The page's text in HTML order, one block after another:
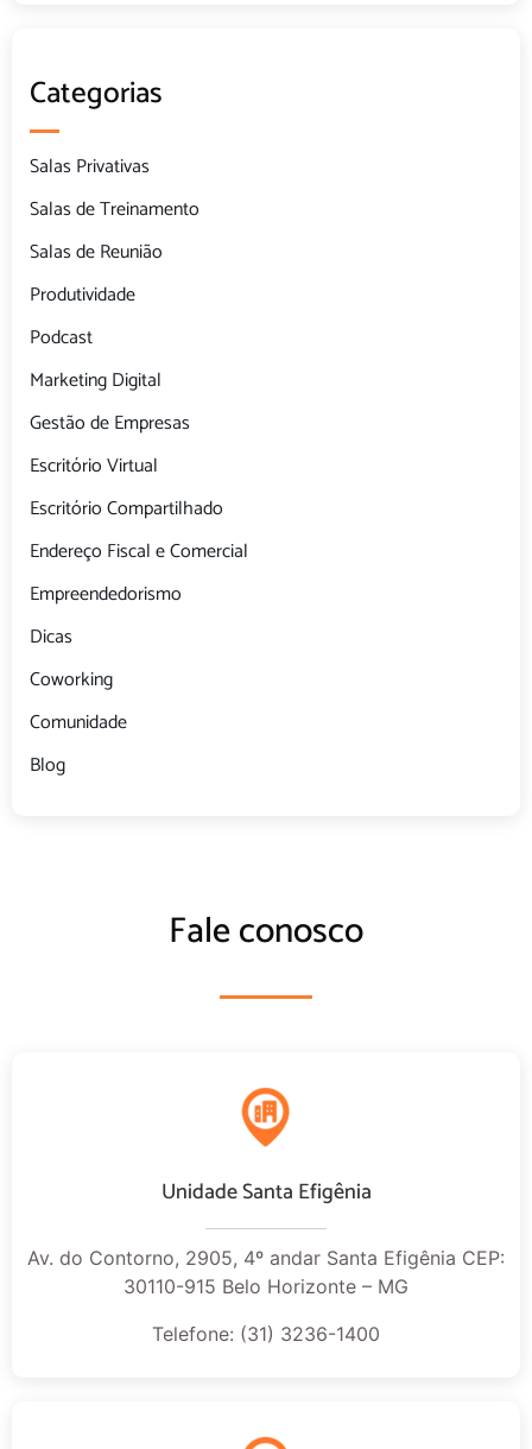
Categorias
Salas Privativas
Salas de Treinamento
Salas de Reunião
Produtividade
Podcast
Marketing Digital
Gestão de Empresas
Escritório Virtual
Escritório Compartilhado
Endereço Fiscal e Comercial
Empreendedorismo
Dicas
Coworking
Comunidade
Blog
Fale conosco
Unidade Santa Efigênia
Av. do Contorno, 2905, 4º andar Santa Efigênia CEP:
30110-915 Belo Horizonte – MG
Telefone: (31) 3236-1400